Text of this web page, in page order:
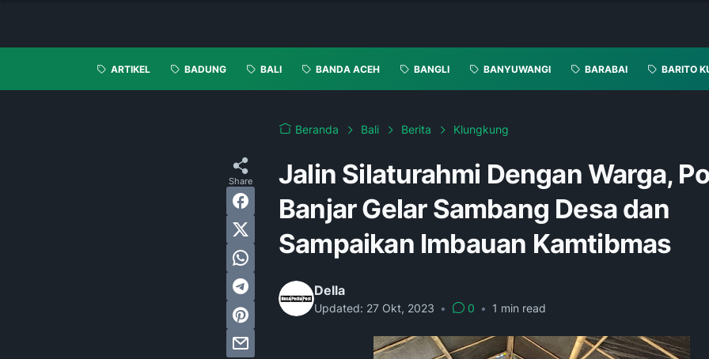
ARTIKEL BADUNG BALI BANDA ACEH BANGLI BANYUWANGI BARABAI BARITO
Beranda Bali Berita Klungkung
Jalin Silaturahmi Dengan Warga,
Banjar Gelar Sambang Desa dan
Sampaikan Imbauan Kamtibmas
Della
Updated: 27 Okt, 2023 • 0 • 1 min read